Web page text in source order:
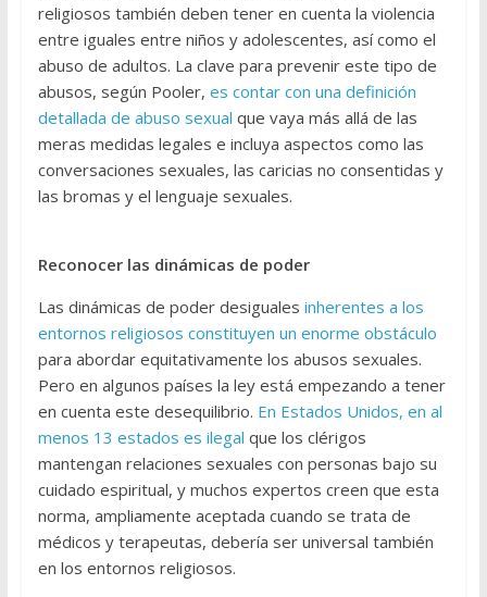
religiosos también deben tener en cuenta la violencia
entre iguales entre niños y adolescentes, así como el
abuso de adultos. La clave para prevenir este tipo de
abusos, según Pooler, es contar con una definición
detallada de abuso sexual que vaya más allá de las
meras medidas legales e incluya aspectos como las
conversaciones sexuales, las caricias no consentidas y
las bromas y el lenguaje sexuales.
Reconocer las dinámicas de poder
Las dinámicas de poder desiguales inherentes a los
entornos religiosos constituyen un enorme obstáculo
para abordar equitativamente los abusos sexuales.
Pero en algunos países la ley está empezando a tener
en cuenta este desequilibrio. En Estados Unidos, en al
menos 13 estados es ilegal que los clérigos
mantengan relaciones sexuales con personas bajo su
cuidado espiritual, y muchos expertos creen que esta
norma, ampliamente aceptada cuando se trata de
médicos y terapeutas, debería ser universal también
en los entornos religiosos.